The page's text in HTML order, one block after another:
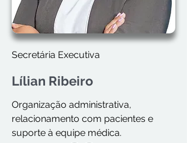
Secretária Executiva
Lílian Ribeiro
Organização administrativa,
relacionamento com pacientes e
suporte à equipe médica.